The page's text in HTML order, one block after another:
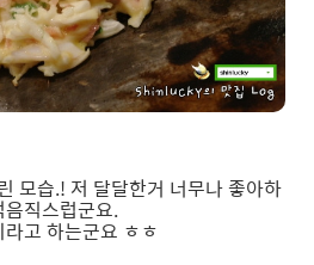
모습.! 저 달달한거 너무나 좋아하
직스럽군요.
고 하는군요 ㅎㅎ